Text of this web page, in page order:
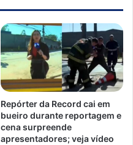
Repórter da Record cai em
bueiro durante reportagem e
cena surpreende
apresentadores; veja vídeo